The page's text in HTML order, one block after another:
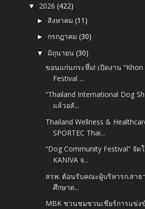
▼ 2026(422)
► สิงหาคม(11)
► กรกฎาคม(30)
▼ มิถุนายน(30)
ขอนแก่นกระหึ่ม! เปิดงาน “Khon
Festival ...
“Thailand International Dog
แล้วอลั...
Thailand Wellness &
SPORTEC Thai...
“Dog Community Festival” จั
KANIVA จ...
สรพ. ต้อนรับคณะผู้บริหารก.สา
ศึกษาด...
MBK ชวนชมชวนเชียร์การแข่ง